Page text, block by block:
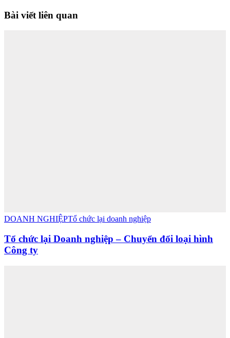
Bài viết liên quan
DOANH NGHIỆPTổ chức lại doanh nghiệp
Tổ chức lại Doanh nghiệp – Chuyển đổi loại hình
Công ty